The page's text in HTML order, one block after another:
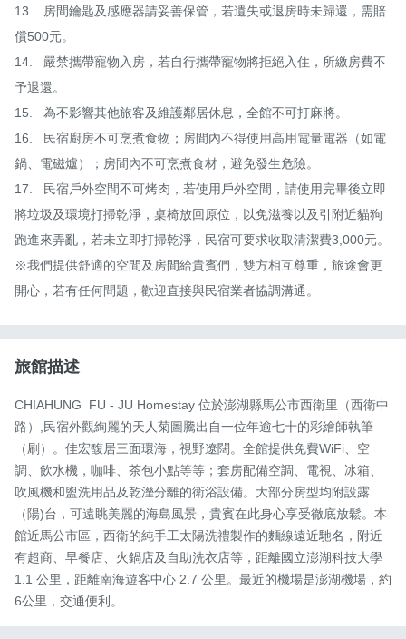
13.	房間鑰匙及感應器請妥善保管，若遺失或退房時未歸還，需賠
償500元。
14.	嚴禁攜帶寵物入房，若自行攜帶寵物將拒絕入住，所繳房費不
予退還。
15.	為不影響其他旅客及維護鄰居休息，全館不可打麻將。
16.	民宿廚房不可烹煮食物；房間內不得使用高用電量電器（如電
鍋、電磁爐）；房間內不可烹煮食材，避免發生危險。
17.	民宿戶外空間不可烤肉，若使用戶外空間，請使用完畢後立即
將垃圾及環境打掃乾淨，桌椅放回原位，以免滋養以及引附近貓狗
跑進來弄亂，若未立即打掃乾淨，民宿可要求收取清潔費3,000元。
※我們提供舒適的空間及房間給貴賓們，雙方相互尊重，旅途會更
開心，若有任何問題，歡迎直接與民宿業者協調溝通。
旅館描述
CHIAHUNG  FU - JU Homestay 位於澎湖縣馬公市西衛里（西衛中
路）,民宿外觀絢麗的天人菊圖騰出自一位年逾七十的彩繪師執筆
（刷）。佳宏馥居三面環海，視野遼闊。全館提供免費WiFi、空
調、飲水機，咖啡、茶包小點等等；套房配備空調、電視、冰箱、
吹風機和盥洗用品及乾溼分離的衛浴設備。大部分房型均附設露
（陽)台，可遠眺美麗的海島風景，貴賓在此身心享受徹底放鬆。本
館近馬公市區，西衛的純手工太陽洗禮製作的麵線遠近馳名，附近
有超商、早餐店、火鍋店及自助洗衣店等，距離國立澎湖科技大學
1.1 公里，距離南海遊客中心 2.7 公里。最近的機場是澎湖機場，約
6公里，交通便利。